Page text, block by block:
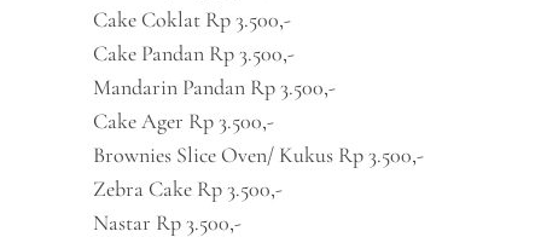
Cake Coklat Rp 3.500,-
Cake Pandan Rp 3.500,-
Mandarin Pandan Rp 3.500,-
Cake Ager Rp 3.500,-
Brownies Slice Oven/ Kukus Rp 3.500,-
Zebra Cake Rp 3.500,-
Nastar Rp 3.500,-